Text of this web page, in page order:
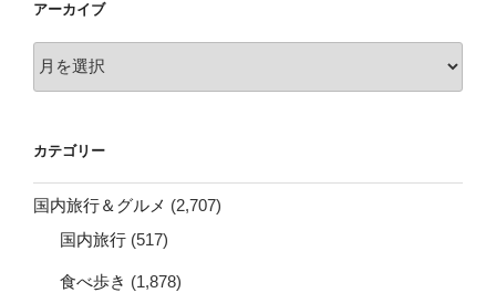
アーカイブ
ー
ブ
カテゴリー
国内旅行＆グルメ (2,707)
国内旅行 (517)
食べ歩き (1,878)